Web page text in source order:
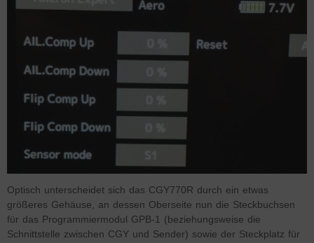
Optisch unterscheidet sich das CGY770R durch ein etwas
größeres Gehäuse, an dessen Oberseite nun die Steckbuchsen
für das Programmiermodul GPB-1 (beziehungsweise die
Schnittstelle zwischen CGY und Sender) sowie der Steckplatz für